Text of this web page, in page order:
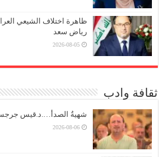
ظاهرة اختلاف الشيعي
رياض سعد
2026-08-05
ثقافة وادب
شهيةُ الصدأ….د.قيس
2026-08-06